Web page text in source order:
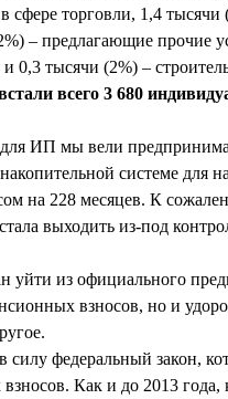
сфере торговли, 1,4
– предлагающие прочие
0,3 тысячи (2%) –
всего 3 680
ИП мы вели
системе для
на 228 месяцев. К
выходить из-под
из официального
взносов, но и
силу федеральный закон,
Как и до 2013 года,